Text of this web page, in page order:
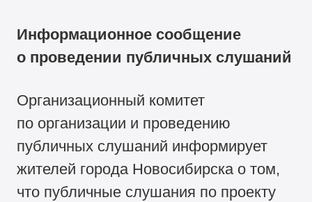
Информационное сообщение
о проведении публичных слушаний
Организационный комитет
по организации и проведению
публичных слушаний информирует
жителей города Новосибирска о том,
что публичные слушания по проекту